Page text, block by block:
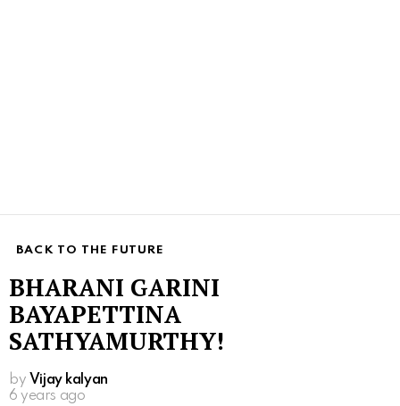
BACK TO THE FUTURE
BHARANI GARINI
BAYAPETTINA
SATHYAMURTHY!
by Vijay kalyan
6 years ago